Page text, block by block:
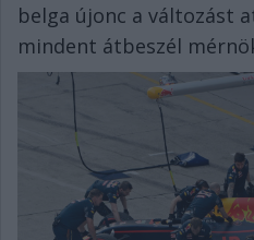
belga újonc a változást
mindent átbeszél